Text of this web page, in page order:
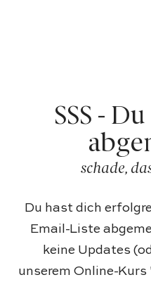
SSS -
schade,
Du hast dich
Email-Liste
keine Updates
unserem Online-